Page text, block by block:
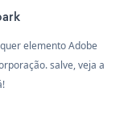
elemento Adobe
salve, veja a